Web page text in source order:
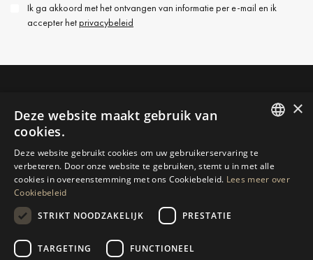
Ik ga akkoord met het ontvangen van informatie per e-mail en ik
accepter hetprivacybeleid
MEER INFORMATIE AANVRAGEN
BERICHT ONS
NAVIGATIE
COLLECTIE
SPANISH
×
Deze website maakt gebruik van
cookies.
Deze website gebruikt cookies om uw gebruikerservaring te
verbeteren. Door onze website te gebruiken, stemt u in met alle
cookies in overeenstemming met ons Cookiebeleid. Lees meer over
Cookiebeleid
STRIKT NOODZAKELIJK
PRESTATIE
TARGETING FUNCTIONEEL